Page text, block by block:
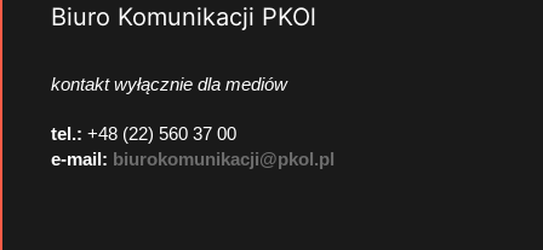
Biuro Komunikacji PKOl
kontakt wyłącznie dla mediów
tel.: +48 (22) 560 37 00
e-mail: biurokomunikacji@pkol.pl